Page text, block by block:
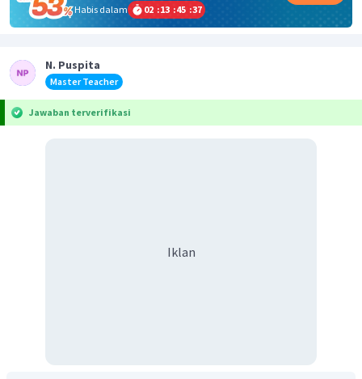
Habis dalam
02 :13 :45 :37
N. Puspita
Master Teacher
Jawaban terverifikasi
Iklan